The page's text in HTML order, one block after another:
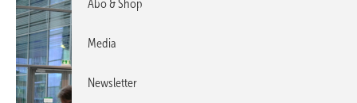
Abo & Shop
Media
Newsletter